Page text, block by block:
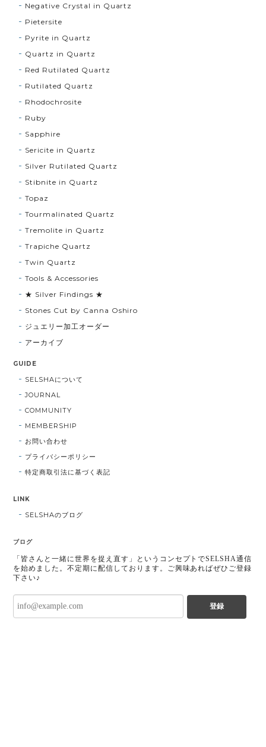
Negative Crystal in Quartz
Pietersite
Pyrite in Quartz
Quartz in Quartz
Red Rutilated Quartz
Rutilated Quartz
Rhodochrosite
Ruby
Sapphire
Sericite in Quartz
Silver Rutilated Quartz
Stibnite in Quartz
Topaz
Tourmalinated Quartz
Tremolite in Quartz
Trapiche Quartz
Twin Quartz
Tools & Accessories
★ Silver Findings ★
Stones Cut by Canna Oshiro
ジュエリー加工オーダー
アーカイブ
GUIDE
SELSHAについて
JOURNAL
COMMUNITY
MEMBERSHIP
お問い合わせ
プライバシーポリシー
特定商取引法に基づく表記
LINK
SELSHAのブログ
ブログ
「皆さんと一緒に世界を捉え直す」というコンセプトでSELSHA通信
を始めました。不定期に配信しております。ご興味あればぜひご登録
下さい♪
登録